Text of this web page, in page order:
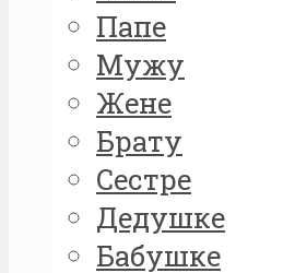
Папе
Мужу
Жене
Брату
Сестре
Дедушке
Бабушке